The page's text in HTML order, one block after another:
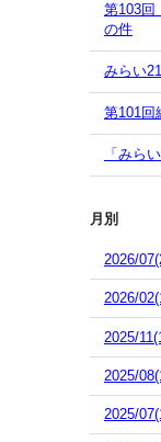
第103
の件
みらい
第101回
「みら
月別
2026/
2026/
2025/
2025/
2025/